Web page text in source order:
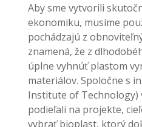
Aby sme vytvorili
ekonomiku, musíme
pochádzajú z
znamená, že z
úplne vyhnúť plastom
materiálov. Spoločne s
Institute of Technology)
podieľali na projekte,
vybrať bioplast, ktorý